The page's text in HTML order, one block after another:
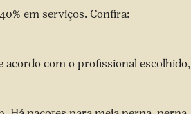
em serviços. Confira:
acordo com o profissional escolhido,